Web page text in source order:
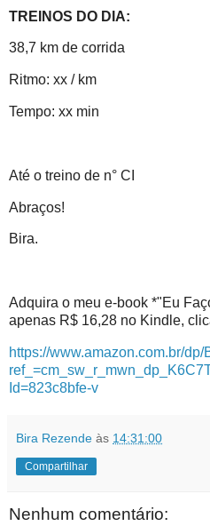
TREINOS DO DIA:
38,7 km de corrida
Ritmo: xx / km
Tempo: xx min
Até o treino de n° CI
Abraços!
Bira.
Adquira o meu e-book *"Eu
apenas R$ 16,28 no Kindle,
https://www.amazon.com.br/
Id=823c8bfe-v
Bira Rezende às 14:31:00
Compartilhar
Nenhum comentário: